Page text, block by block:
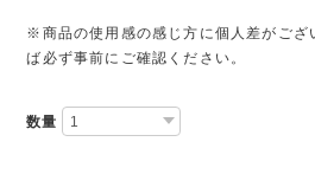
※商品の使用感の感じ方に個人差がござ
ば必ず事前にご確認ください。
数量